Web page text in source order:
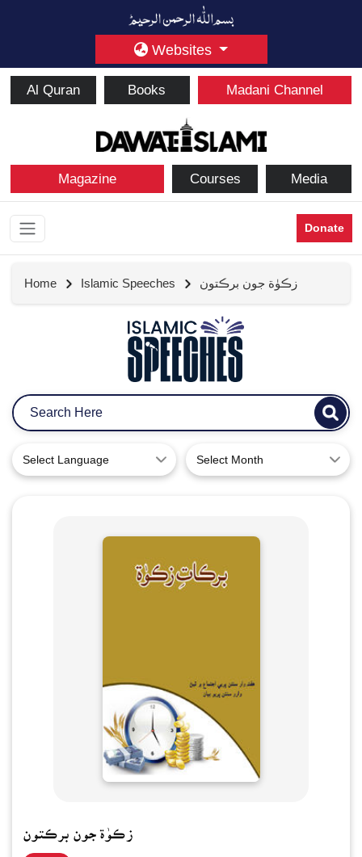
Websites
Al Quran Books Madani Channel
Magazine Courses Media
Donate
Home Islamic Speeches زڪوٰة جون برڪتون
Select Language Select Month
زڪوٰة جون برڪتون